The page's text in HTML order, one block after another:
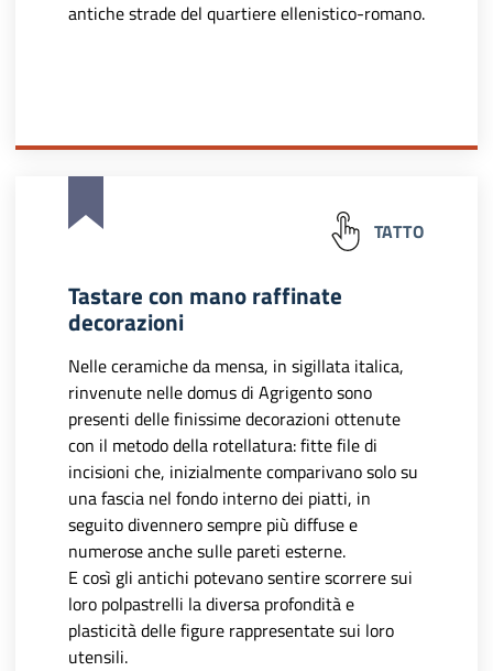
antiche strade del quartiere ellenistico-romano.
TATTO
Tastare con mano raffinate
decorazioni
Nelle ceramiche da mensa, in sigillata italica,
rinvenute nelle domus di Agrigento sono
presenti delle finissime decorazioni ottenute
con il metodo della rotellatura: fitte file di
incisioni che, inizialmente comparivano solo su
una fascia nel fondo interno dei piatti, in
seguito divennero sempre più diffuse e
numerose anche sulle pareti esterne.
E così gli antichi potevano sentire scorrere sui
loro polpastrelli la diversa profondità e
plasticità delle figure rappresentate sui loro
utensili.